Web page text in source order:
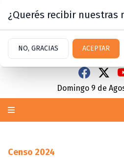
Domingo 9 de
Censo 2024
¿Querés recibir nuestras
NO, GRACIAS ACEPTAR